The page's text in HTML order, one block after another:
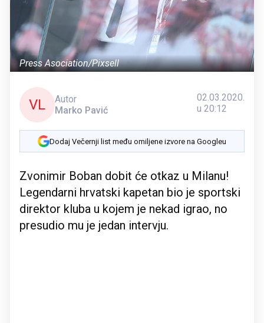
Press Asociation/Pixsell
VL
Autor
Marko Pavić
02.03.2020.
u 20:12
Dodaj Večernji list među omiljene izvore na Googleu
Zvonimir Boban dobit će otkaz u Milanu!
Legendarni hrvatski kapetan bio je sportski
direktor kluba u kojem je nekad igrao, no
presudio mu je jedan intervju.